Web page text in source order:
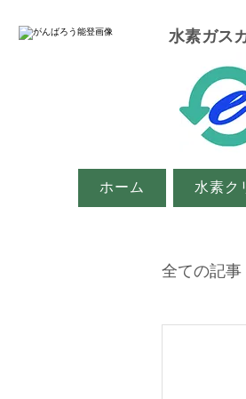
水素ガス
ホーム 水素ク
全ての記事
イベ